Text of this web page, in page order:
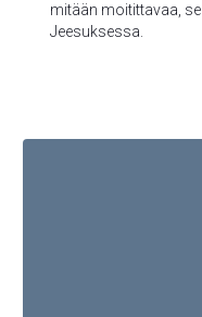
mitään moitittavaa,
Jeesuksessa.